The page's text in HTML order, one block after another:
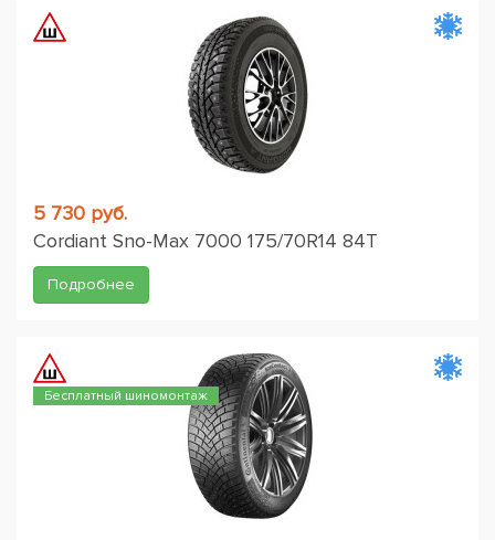
5 730 руб.
Cordiant Sno-Max 7000 175/70R14 84T
Подробнее
Бесплатный шиномонтаж